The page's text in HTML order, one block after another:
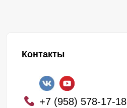
Контакты
+7 (958) 578-17-18